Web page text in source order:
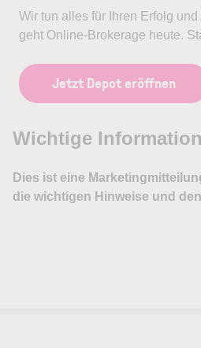
Wir tun alles für Ihren Erfolg
geht Online-Brokerage heute.
Jetzt Depot eröffnen